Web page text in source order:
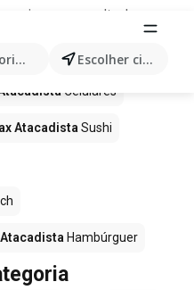
Escolher cidade
resultados
Atacadista
Celulares
Atacadista Sushi
Atacadista Hambúrguer